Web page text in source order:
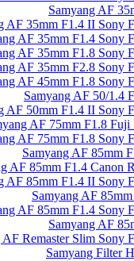
Samyang AF
AF 35mm F1.4 II Sony
AF 35mm F1.4 Sony
AF 35mm F1.8 Sony
AF 35mm F2.8 Sony
AF 45mm F1.8 Sony
Samyang AF 50/1.4
AF 50mm F1.4 II Sony
AF 75mm F1.8
AF 75mm F1.8 Sony
Samyang AF 85mm
AF 85mm F1.4 Canon
AF 85mm F1.4 II Sony
Samyang AF
AF 85mm F1.4 Sony
Samyang AF
AF Remaster Slim Sony
Samyang Filter